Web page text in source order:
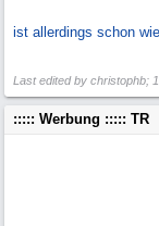
ist allerdings schon
Last edited by christophb;
::::: Werbung ::::: TR